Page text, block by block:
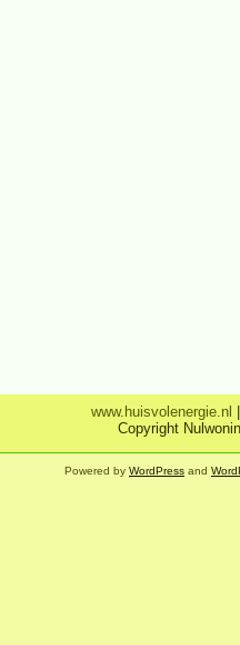
www.huisvolenergie.nl
Copyright
Powered by WordPress and